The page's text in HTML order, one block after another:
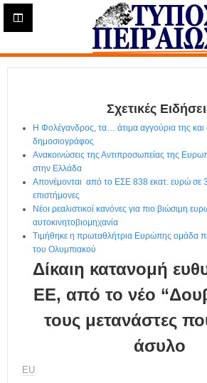
Η
ε
ρ
Σχετικές
Η Φολέγανδρος, τα… άτιμα αγγούρια της και
δημοσιογράφος
Ανακοινώσεις της Αντιπροσωπείας της
στην Ελλάδα
Απονέμονται από το ΕΣΕ 838 εκατ. ευρώ σε
επιστήμονες
Νέοι ρεαλιστικοί κανόνες για πιο βιώσιμη
αυτοκινητοβιομηχανία
Τιμήθηκε η πρωταθλήτρια Ευρώπης ομάδα
του Ολυμπιακού
Δίκαιη κατανομή
ΕΕ, από το νέο
τους μετανάστες
άσυλο
ΕU